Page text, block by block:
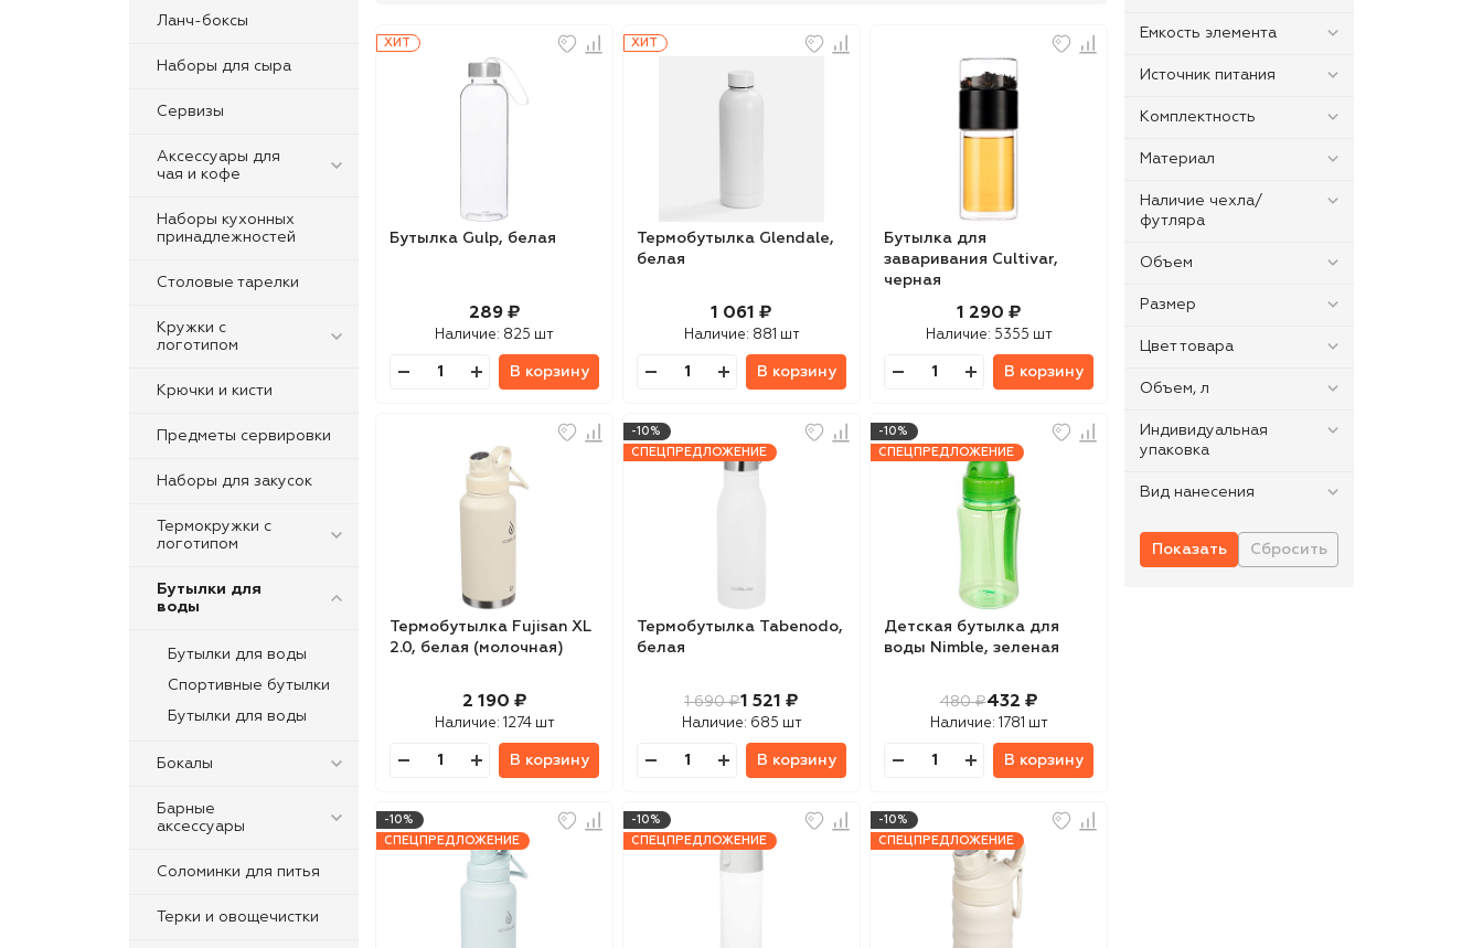
Ланч-боксы
Наборы для сыра
Сервизы
Аксессуары для
чая и кофе
Наборы кухонных
принадлежностей
Столовые тарелки
Кружки с
логотипом
Крючки и кисти
Предметы сервировки
Наборы для закусок
Термокружки с
логотипом
Бутылки для
воды
Бутылки для воды
Спортивные бутылки
Бутылки для воды
Бокалы
Барные
аксессуары
Соломинки для питья
Терки и овощечистки
ХИТ
Бутылка Gulp, белая
289 ₽
Наличие: 825 шт
В корзину
ХИТ
Термобутылка Glendale,
белая
1 061 ₽
Наличие: 881 шт
В корзину
Бутылка для
заваривания Cultivar,
черная
1 290 ₽
Наличие: 5355 шт
В корзину
Термобутылка Fujisan XL
2.0, белая (молочная)
2 190 ₽
Наличие: 1274 шт
В корзину
-10%
СПЕЦПРЕДЛОЖЕНИЕ
Термобутылка Tabenodo,
белая
1 690 ₽1 521 ₽
Наличие: 685 шт
В корзину
-10%
СПЕЦПРЕДЛОЖЕНИЕ
Детская бутылка для
воды Nimble, зеленая
480 ₽432 ₽
Наличие: 1781 шт
В корзину
-10%
СПЕЦПРЕДЛОЖЕНИЕ
-10%
СПЕЦПРЕДЛОЖЕНИЕ
-10%
СПЕЦПРЕДЛОЖЕНИЕ
Емкость элемента
Источник питания
Комплектность
Материал
Наличие чехла/
футляра
Объем
Размер
Цвет товара
Объем, л
Индивидуальная
упаковка
Вид нанесения